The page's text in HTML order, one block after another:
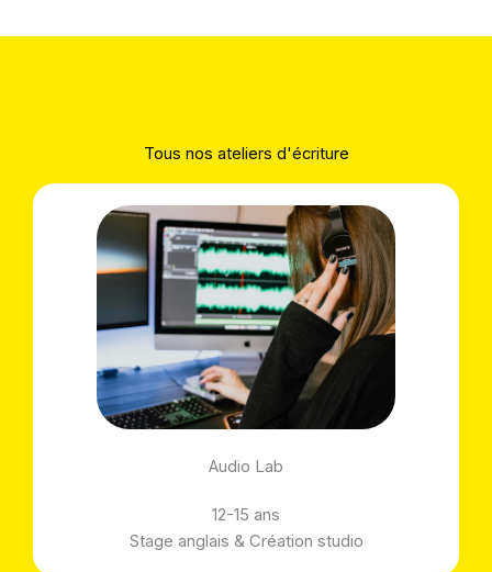
Tous nos ateliers d'écriture
Audio Lab
12-15 ans
Stage anglais & Création studio